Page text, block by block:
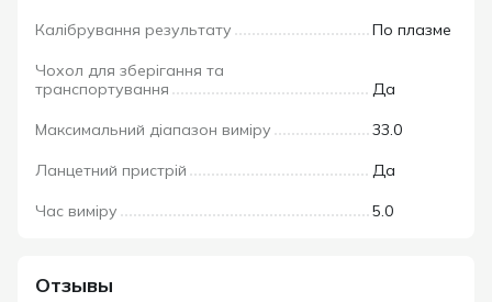
Калібрування результату По плазме
Чохол для зберігання та
транспортування
Да
Максимальний діапазон виміру 33.0
Ланцетний пристрій Да
Час виміру 5.0
Отзывы